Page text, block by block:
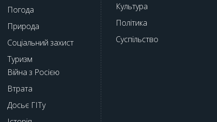
Погода
Природа
Соціальний захист
Туризм
Війна з Росією
Втрата
Досьє ГІТу
Культура
Політика
Суспільство